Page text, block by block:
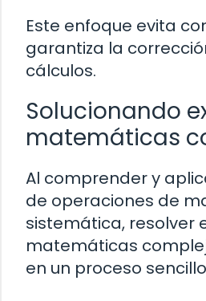
Este enfoque evita
garantiza la
cálculos.
Solucionando
matemáticas
Al comprender y
de operaciones de
sistemática, resolver
matemáticas
en un proceso